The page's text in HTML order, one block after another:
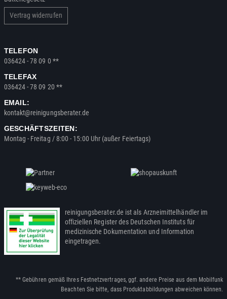
Vertrag widerrufen
TELEFON
036424 - 78 09 0 **
TELEFAX
036424 - 78 09 20 **
EMAIL:
kontakt@reinigungsberater.de
GESCHÄFTSZEITEN:
Montag - Freitag / 8:00 - 15:00 Uhr (außer Feiertags)
reinigungsberater.de ist als Arzneimittelhändler im
offiziellen Register des Deutschen Instituts für
medizinische Dokumentation und Information
eingetragen.
** Gebühren gemäß Ihres Festnetzvertrages, ggf. andere Preise aus dem Mobilfunk
Beachten Sie bitte, dass Produktabbildungen abweichen können.